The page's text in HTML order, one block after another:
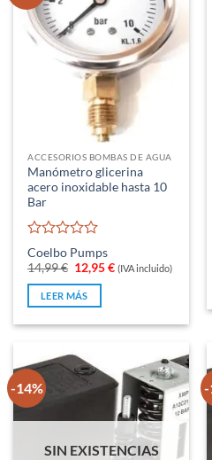
ACCESORIOS BOMBAS DE AGUA
Manómetro glicerina
acero inoxidable hasta 10
Bar
Valorado
con
0
de
5
Coelbo Pumps
14,99€ El
precio
original
era:
12,95€El
precio
(IVA incluido)
LEER MÁS
-14%
SIN EXISTENCIAS
-